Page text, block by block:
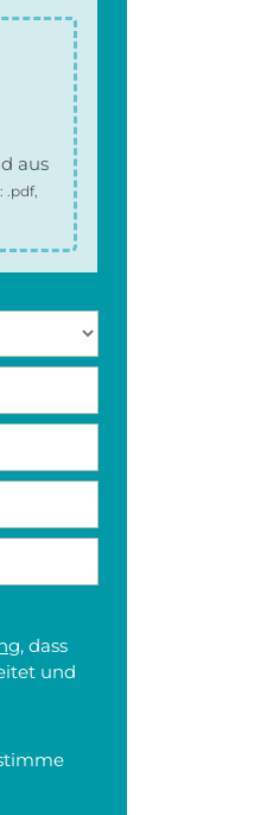
aus
.pdf,
, dass
und